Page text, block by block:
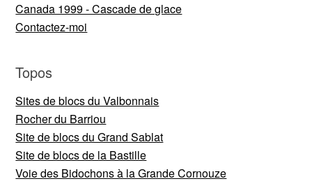
Canada 1999 - Cascade de glace
Contactez-moi
Topos
Sites de blocs du Valbonnais
Rocher du Barriou
Site de blocs du Grand Sablat
Site de blocs de la Bastille
Voie des Bidochons à la Grande Cornouze